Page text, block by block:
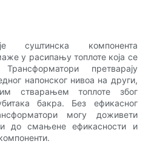
суштинска компонента
у расипању топлоте која се
претварају
напонског нивоа на други,
стварањем топлоте због
бакра. Без ефикасног
могу доживети
до смањене ефикасности и